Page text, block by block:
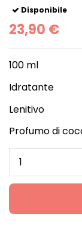
Disponibile
23,90 €
100 ml
Idratante
Lenitivo
Profumo di